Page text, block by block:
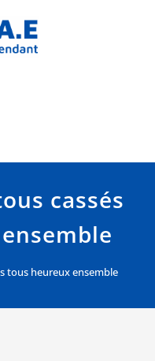
cassés
tous heureux ensemble